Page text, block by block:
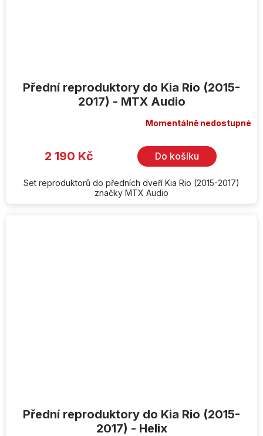
Přední reproduktory do Kia Rio (2015-
2017) - MTX Audio
Momentálně nedostupné
2 190 Kč Do košíku
Set reproduktorů do předních dveří Kia Rio (2015-2017)
značky MTX Audio
Přední reproduktory do Kia Rio (2015-
2017) - Helix